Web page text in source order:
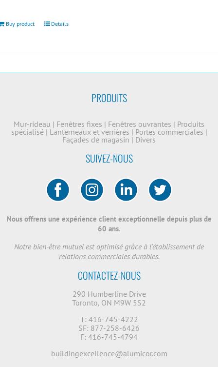
Buy product Details
PRODUITS
Mur-rideau | Fenêtres fixes | Fenêtres ouvrantes | Produits
spécialisé | Lanterneaux et verrières | Portes commerciales |
Façades de magasin | Divers
SUIVEZ-NOUS
Nous offrens une expérience client exceptionnelle depuis plus de
60 ans.
Notre bien-être mutuel est optimisé grâce à l'établissement de
relations commerciales durables.
CONTACTEZ-NOUS
290 Humberline Drive
Toronto, ON M9W 5S2
T: 416-745-4222
SF: 877-258-6426
F: 416-745-4794
buildingexcellence@alumicor.com